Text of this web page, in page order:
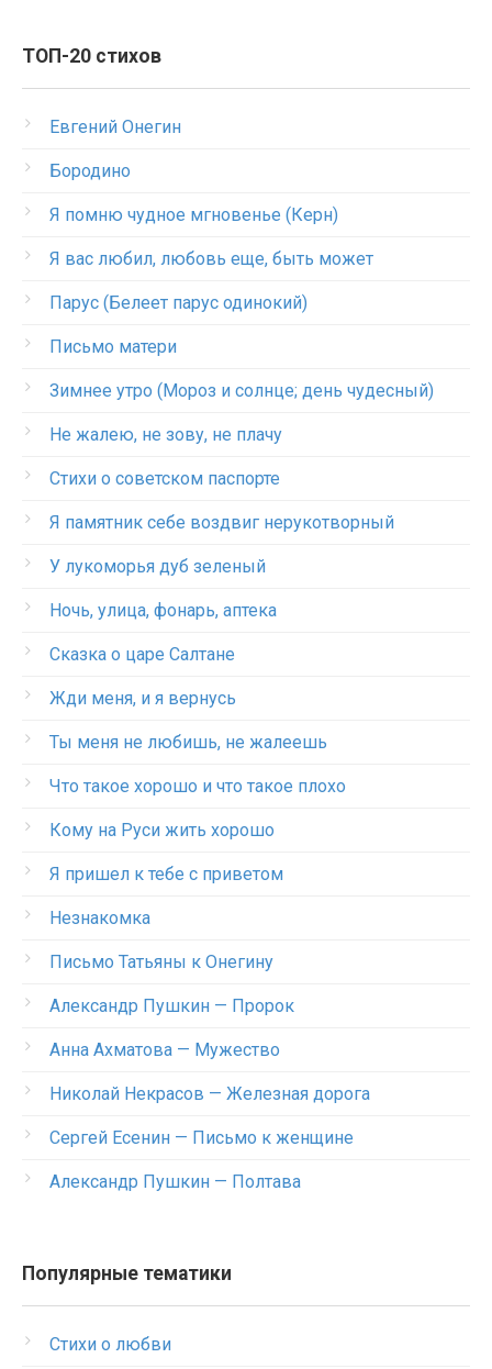
ТОП-20 стихов
Евгений Онегин
Бородино
Я помню чудное мгновенье (Керн)
Я вас любил, любовь еще, быть может
Парус (Белеет парус одинокий)
Письмо матери
Зимнее утро (Мороз и солнце; день чудесный)
Не жалею, не зову, не плачу
Стихи о советском паспорте
Я памятник себе воздвиг нерукотворный
У лукоморья дуб зеленый
Ночь, улица, фонарь, аптека
Сказка о царе Салтане
Жди меня, и я вернусь
Ты меня не любишь, не жалеешь
Что такое хорошо и что такое плохо
Кому на Руси жить хорошо
Я пришел к тебе с приветом
Незнакомка
Письмо Татьяны к Онегину
Александр Пушкин — Пророк
Анна Ахматова — Мужество
Николай Некрасов — Железная дорога
Сергей Есенин — Письмо к женщине
Александр Пушкин — Полтава
Популярные тематики
Стихи о любви